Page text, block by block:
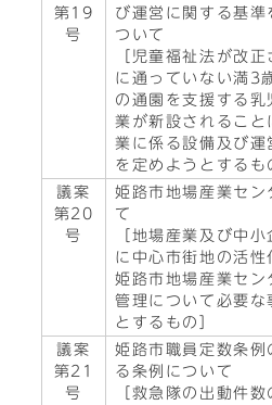
第19
号
び運営に関する基準
ついて
［児童福祉法が改
に通っていない満3
の通園を支援する乳
業が新設されること
業に係る設備及び運
を定めようとするも
議案
第20
号
姫路市地場産業セン
て
［地場産業及び中
に中心市街地の活性
姫路市地場産業セン
管理について必要な
とするもの］
議案
第21
号
姫路市職員定数条例
る条例について
［救急隊の出動件